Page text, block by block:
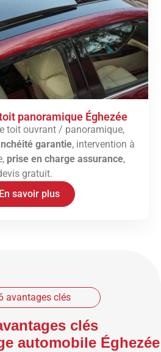
panoramique Éghezée
toit ouvrant / panoramique,
garantie, intervention à
prise en charge assurance,
gratuit.
En savoir plus
avantages clés
clés
automobile Éghezée